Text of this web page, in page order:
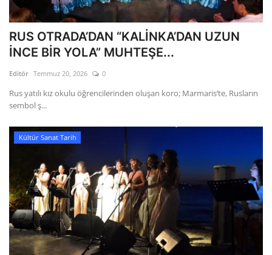
RUS OTRADA’DAN “KALİNKA’DAN UZUN
İNCE BİR YOLA” MUHTEŞE...
Editör Temmuz 20, 2026 0
Rus yatılı kız okulu öğrencilerinden oluşan koro; Marmaris’te, Rusların
sembol ş...
Kültür Sanat Tarih